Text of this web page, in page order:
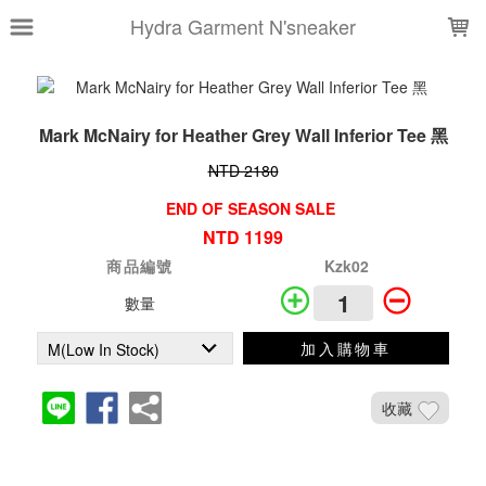
Hydra Garment N'sneaker
Mark McNairy for Heather Grey Wall Inferior Tee 黑
NTD 2180
END OF SEASON SALE
NTD 1199
商品編號
Kzk02
數量
加入購物車
收藏